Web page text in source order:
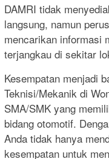
DAMRI tidak
langsung, namun
mencarikan informasi
terjangkau di sekitar
Kesempatan menjadi
Teknisi/Mekanik di
SMA/SMK yang
bidang otomotif.
Anda tidak hanya
kesempatan untuk